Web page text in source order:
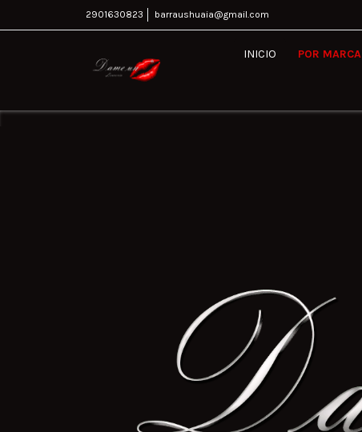
2901630823 barraushuaia@gmail.com
INICIO POR MARCA